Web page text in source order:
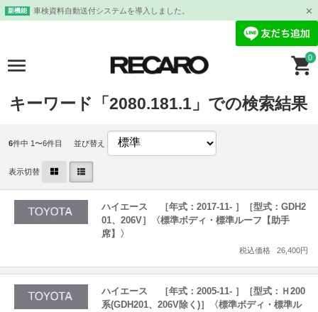
新機能 車検資料自動送付システムを導入しました。
0
キーワード「2080.181.1」での検索結果
6件中 1〜6件目 並び替え
表示切替
ハイエース ［年式：2017-11- ］［型式：GDH2
01、206V］〈標準ボディ・標準ルーフ【助手
席】〉
税込価格 26,400円
ハイエース ［年式：2005-11- ］［型式：Ｈ200
系(GDH201、206V除く)］〈標準ボディ・標準ル